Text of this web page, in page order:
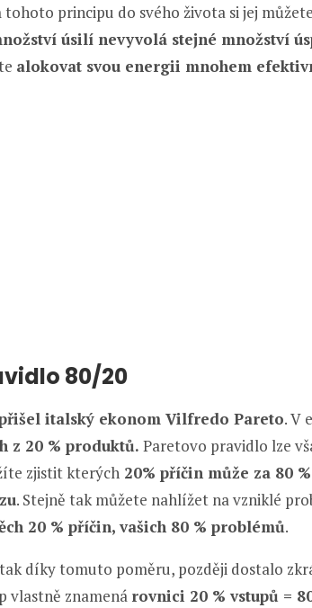
tohoto principu do svého života si jej
úsilí nevyvolá stejné množství
alokovat svou energii mnohem
80/20
italský ekonom Vilfredo Pareto. V
z 20 % produktů. Paretovo pravidlo lze
zjistit kterých 20% příčin může za 80
. Stejně tak můžete nahlížet na vzniklé
20 % příčin, vašich 80 % problémů.
tak díky tomuto poměru, později dostalo
vlastně znamená rovnici 20 % vstupů =